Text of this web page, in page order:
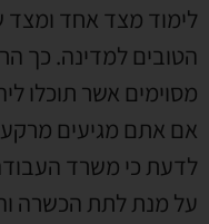
לימוד מצד אחד ומצד
הטובים למדינה. כך
מסוימים אשר תוכלו
אם אתם מגיעים
לדעת כי משרד
על מנת לתת הכשרה